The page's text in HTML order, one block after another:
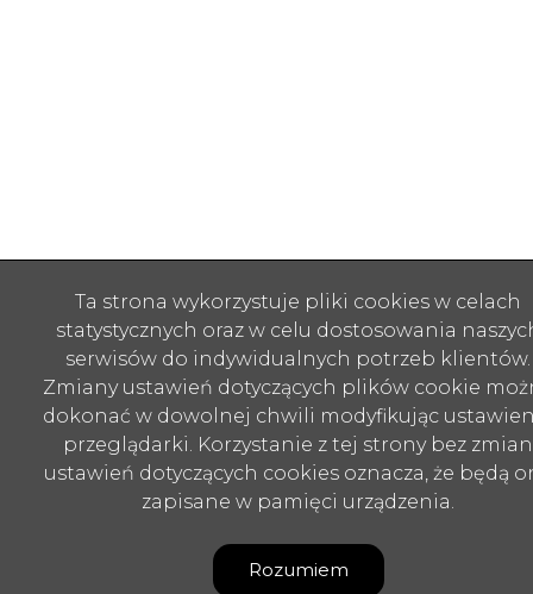
Ta strona wykorzystuje pliki cookies w celach
statystycznych oraz w celu dostosowania
serwisów do indywidualnych potrzeb klientów.
Zmiany ustawień dotyczących plików cookie
dokonać w dowolnej chwili modyfikując
przeglądarki. Korzystanie z tej strony bez zmian
ustawień dotyczących cookies oznacza, że będą
zapisane w pamięci urządzenia.
Rozumiem